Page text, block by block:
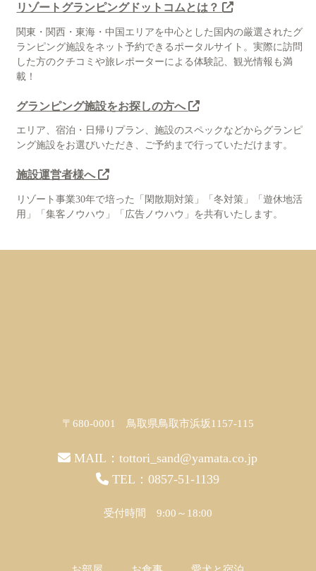
リゾートグランピングドットコムとは？
関東・関西・東海・中国エリアを中心とした国内の厳選されたグ
ランピング施設をネット予約できるポータルサイト。実際に訪問
した方のクチコミや旅レポーターによる体験記、観光情報も満
載！
グランピング施設をお探しの方へ
エリア、宿泊・日帰りプラン、施設のスペックなどからグランピ
ング施設をお選びいただき、ご予約まで行っていただけます。
施設運営者様へ
リゾート事業30年で培った「閑散期対策」「冬対策」「遊休地活
用」「集客ノウハウ」「広告ノウハウ」を共有いたします。
〒680-0001 鳥取県鳥取市浜坂1157-115
MAIL：tottori_sand@yamata.co.jp
TEL：0857-51-1139
受付時間 9:00～18:00